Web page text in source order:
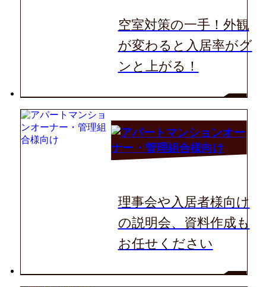
空室対策の一手！外観
が変わると入居率がグ
ンと上がる！
理事会や入居者様向け
の説明会、資料作成も
お任せください